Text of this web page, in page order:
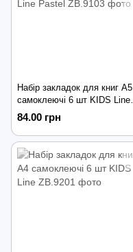
Набір закладок для книг А5
самоклеючі 6 шт KIDS Line
Pastel
84.00 грн